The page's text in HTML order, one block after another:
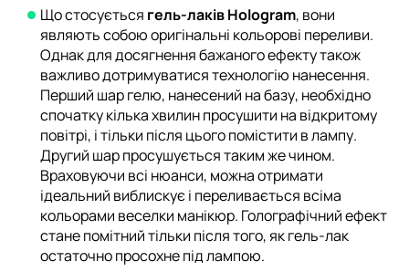
Що стосується гель-лаків Hologram, вони
являють собою оригінальні кольорові переливи.
Однак для досягнення бажаного ефекту також
важливо дотримуватися технологію нанесення.
Перший шар гелю, нанесений на базу, необхідно
спочатку кілька хвилин просушити на відкритому
повітрі, і тільки після цього помістити в лампу.
Другий шар просушується таким же чином.
Враховуючи всі нюанси, можна отримати
ідеальний виблискує і переливається всіма
кольорами веселки манікюр. Голографічний ефект
стане помітний тільки після того, як гель-лак
остаточно просохне під лампою.